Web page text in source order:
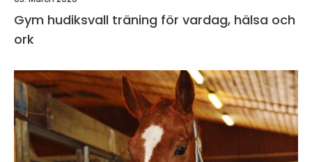
Gym hudiksvall träning för vardag, hälsa och
ork